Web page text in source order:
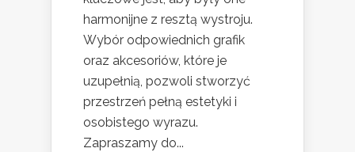
harmonijne z resztą wystroju.
Wybór odpowiednich grafik
oraz akcesoriów, które je
uzupełnią, pozwoli stworzyć
przestrzeń pełną estetyki i
osobistego wyrazu.
Zapraszamy do...